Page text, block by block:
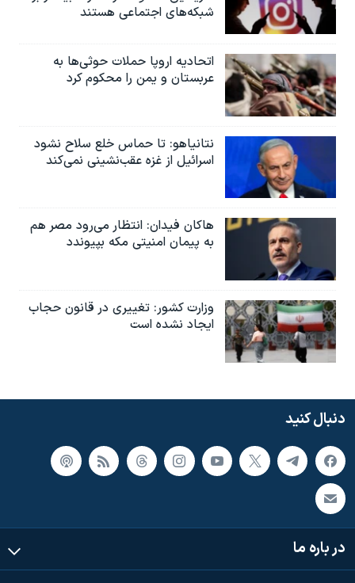
شبکه‌های اجتماعی هستند
اتحادیه اروپا حملات حوثی‌ها به
عربستان و یمن را محکوم کرد
نتانیاهو: تا حماس خلع سلاح نشود
اسرائیل از غزه عقب‌نشینی نمی‌کند
هاکان فیدان: انتظار می‌رود مصر هم
به پیمان امنیتی مکه بپیوندد
وزارت کشور: تغییری در قانون حجاب
ایجاد نشده است
دنبال کنید
در باره ما